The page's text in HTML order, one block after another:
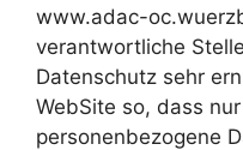
www.adac-
verantwortliche
Datenschutz sehr
WebSite so, dass
personenbezogene